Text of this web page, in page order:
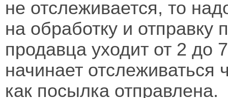
не отслеживается, то
на обработку и отправку
продавца уходит от 2 до
начинает отслеживаться
как посылка отправлена.